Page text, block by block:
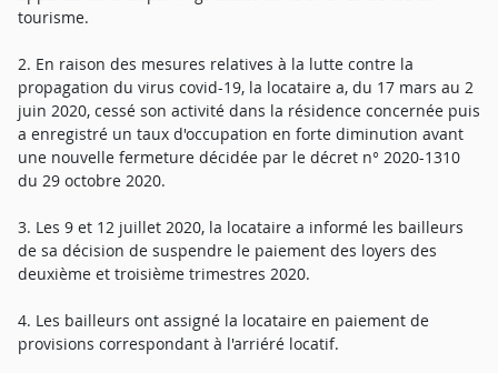
tourisme.
2. En raison des mesures relatives à la lutte contre la
propagation du virus covid-19, la locataire a, du 17 mars au 2
juin 2020, cessé son activité dans la résidence concernée puis
a enregistré un taux d'occupation en forte diminution avant
une nouvelle fermeture décidée par le décret n° 2020-1310
du 29 octobre 2020.
3. Les 9 et 12 juillet 2020, la locataire a informé les bailleurs
de sa décision de suspendre le paiement des loyers des
deuxième et troisième trimestres 2020.
4. Les bailleurs ont assigné la locataire en paiement de
provisions correspondant à l'arriéré locatif.